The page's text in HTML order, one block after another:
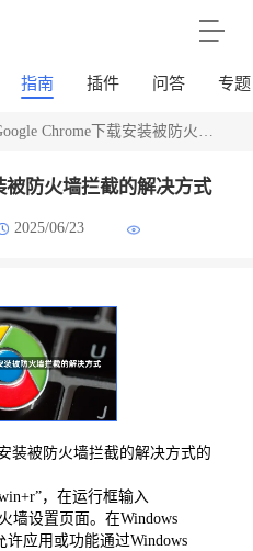
指南 插件 问答 专题
Chrome下载安装被防火墙拦截的解决方式
被防火墙拦截的解决方式
2025/06/23
装被防火墙拦截的解决方式的
，在运行框输入
墙设置页面。在Windows
许应用或功能通过Windows